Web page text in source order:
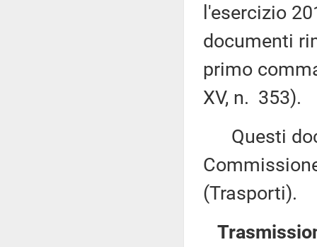
l'esercizio
documenti
primo
XV, n. 353).
Questi
(Trasporti).